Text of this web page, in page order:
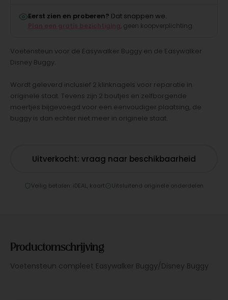
Eerst zien en proberen? Dat snappen we.
, geen koopverplichting
Voetensteun voor de Easywalker Buggy en de Easywalker
Disney Buggy.
Wordt geleverd inclusief 2 klinknagels voor reparatie in
originele staat. Tevens zijn 2 boutjes en zelfborgende
moertjes bijgevoegd voor een eenvoudiger plaatsing, de
buggy is dan echter niet meer in originele staat.
Uitverkocht: vraag naar beschikbaarheid
Veilig betalen: iDEAL, kaart Uitsluitend originele onderdelen
Productomschrijving
Voetensteun compleet Easywalker Buggy/Disney Buggy